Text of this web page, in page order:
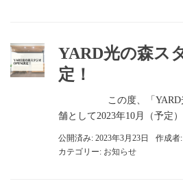
YARD光の森ス
定！
この度、「YARD光の
舗として2023年10月（予定
公開済み: 2023年3月23日 作成者:
カテゴリー: お知らせ